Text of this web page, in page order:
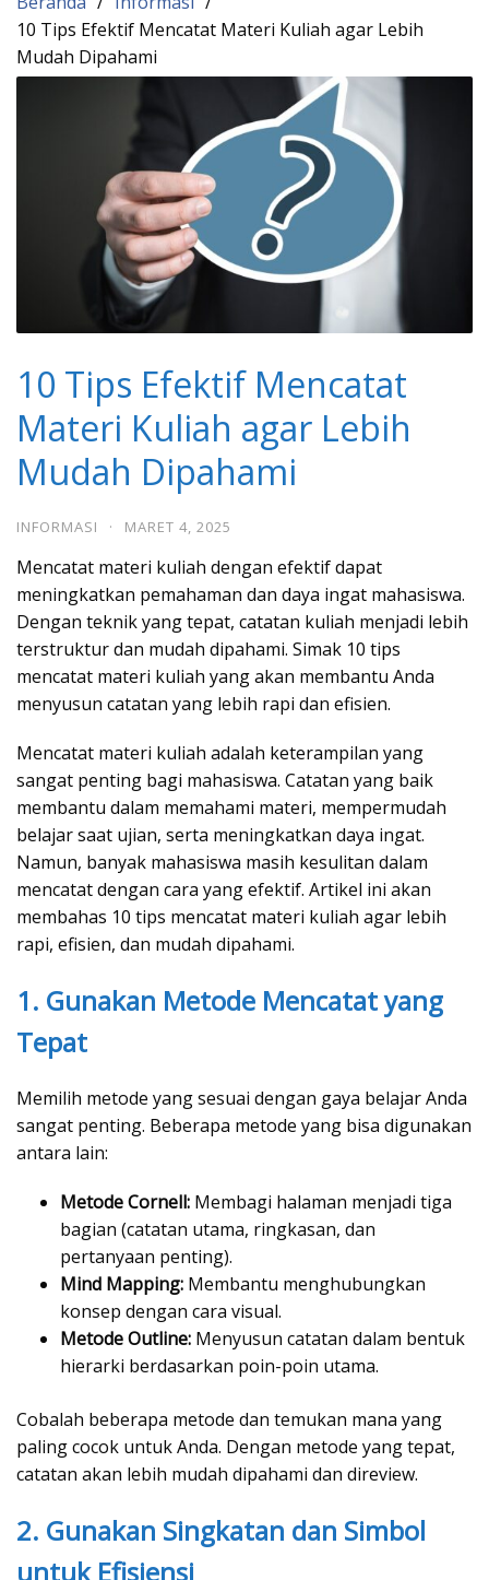
10 Tips Efektif Mencatat Materi Kuliah agar Lebih
Mudah Dipahami
10 Tips Efektif Mencatat
Materi Kuliah agar Lebih
Mudah Dipahami
INFORMASI · MARET 4, 2025
Mencatat materi kuliah dengan efektif dapat
meningkatkan pemahaman dan daya ingat mahasiswa.
Dengan teknik yang tepat, catatan kuliah menjadi lebih
terstruktur dan mudah dipahami. Simak 10 tips
mencatat materi kuliah yang akan membantu Anda
menyusun catatan yang lebih rapi dan efisien.
Mencatat materi kuliah adalah keterampilan yang
sangat penting bagi mahasiswa. Catatan yang baik
membantu dalam memahami materi, mempermudah
belajar saat ujian, serta meningkatkan daya ingat.
Namun, banyak mahasiswa masih kesulitan dalam
mencatat dengan cara yang efektif. Artikel ini akan
membahas 10 tips mencatat materi kuliah agar lebih
rapi, efisien, dan mudah dipahami.
1. Gunakan Metode Mencatat yang
Tepat
Memilih metode yang sesuai dengan gaya belajar Anda
sangat penting. Beberapa metode yang bisa digunakan
antara lain:
Metode Cornell: Membagi halaman menjadi tiga
bagian (catatan utama, ringkasan, dan
pertanyaan penting).
Mind Mapping: Membantu menghubungkan
konsep dengan cara visual.
Metode Outline: Menyusun catatan dalam bentuk
hierarki berdasarkan poin-poin utama.
Cobalah beberapa metode dan temukan mana yang
paling cocok untuk Anda. Dengan metode yang tepat,
catatan akan lebih mudah dipahami dan direview.
2. Gunakan Singkatan dan Simbol
untuk Efisiensi